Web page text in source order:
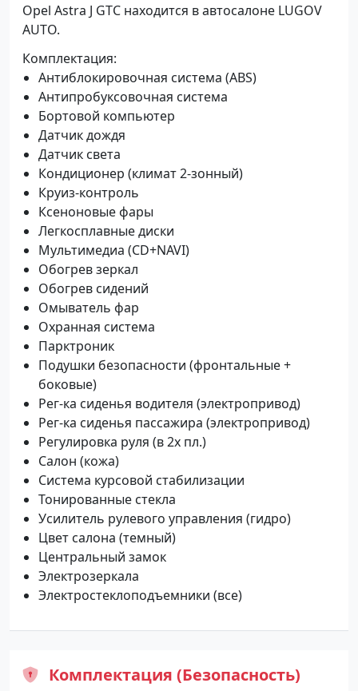
Opel Astra J GTC находится в автосалоне LUGOV
AUTO.
Комплектация:
Антиблокировочная система (ABS)
Антипробуксовочная система
Бортовой компьютер
Датчик дождя
Датчик света
Кондиционер (климат 2-зонный)
Круиз-контроль
Ксеноновые фары
Легкосплавные диски
Мультимедиа (CD+NAVI)
Обогрев зеркал
Обогрев сидений
Омыватель фар
Охранная система
Парктроник
Подушки безопасности (фронтальные +
боковые)
Рег-ка сиденья водителя (электропривод)
Рег-ка сиденья пассажира (электропривод)
Регулировка руля (в 2х пл.)
Салон (кожа)
Система курсовой стабилизации
Тонированные стекла
Усилитель рулевого управления (гидро)
Цвет салона (темный)
Центральный замок
Электрозеркала
Электростеклоподъемники (все)
Комплектация (Безопасность)